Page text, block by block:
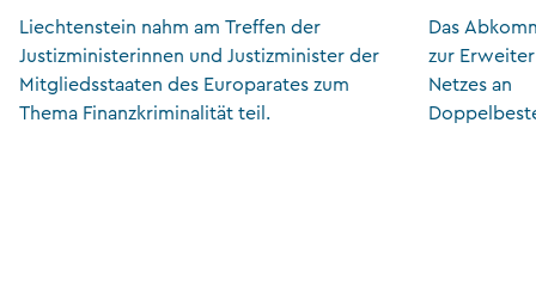
Liechtenstein nahm am Treffen der
Justizministerinnen und Justizminister der
Mitgliedsstaaten des Europarates zum
Thema Finanzkriminalität teil.
Das
zur
Netzes an